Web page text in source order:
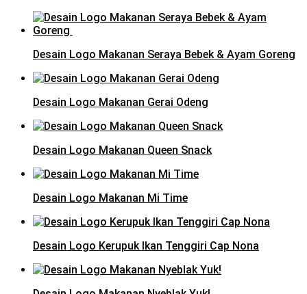
Desain Logo Makanan Seraya Bebek & Ayam Goreng
Desain Logo Makanan Gerai Odeng
Desain Logo Makanan Queen Snack
Desain Logo Makanan Mi Time
Desain Logo Kerupuk Ikan Tenggiri Cap Nona